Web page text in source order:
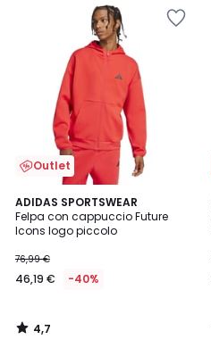
Outlet
ADIDAS SPORTSWEAR
Felpa con cappuccio Future
Icons logo piccolo
76,99 €
46,19 € -40%
4,7
/ 5
4,7
/